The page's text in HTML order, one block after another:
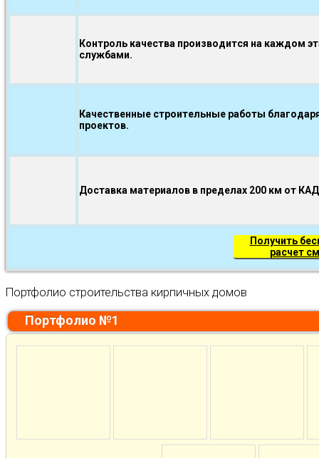
Контроль качества производится на каждом
службами.
Качественные строительные работы
проектов.
Доставка материалов в пределах 200 км от
Получить
расчет
Портфолио строительства кирпичных домов
Портфолио №1